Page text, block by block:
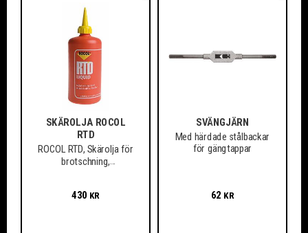
SKÄROLJA ROCOL
RTD
ROCOL RTD, Skärolja för
brotschning,
430 KR
SVÄNGJÄRN
Med härdade stålbackar
för gängtappar
62 KR